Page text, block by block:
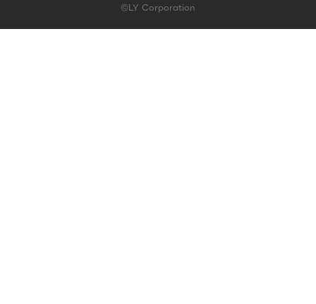
©LY Corporation
このコンテンツは掲載が終了しました | LINE占い